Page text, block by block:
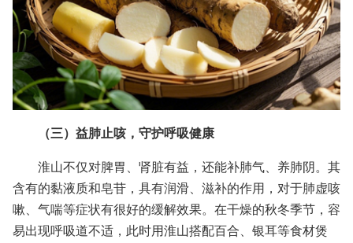
（三）益肺止咳，守护呼吸健康
淮山不仅对脾胃、肾脏有益，还能补肺气、养肺阴。其
含有的黏液质和皂苷，具有润滑、滋补的作用，对于肺虚咳
嗽、气喘等症状有很好的缓解效果。在干燥的秋冬季节，容
易出现呼吸道不适，此时用淮山搭配百合、银耳等食材煲